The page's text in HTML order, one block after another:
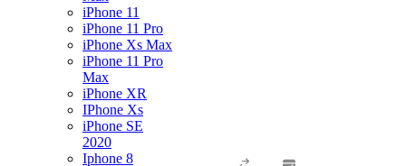
iPhone 11
iPhone 11 Pro
iPhone Xs Max
iPhone 11 Pro
Max
iPhone XR
IPhone Xs
iPhone SE
2020
Iphone 8